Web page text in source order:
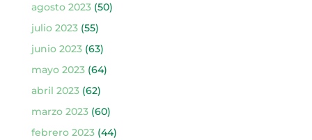
agosto 2023(50)
julio 2023(55)
junio 2023(63)
mayo 2023(64)
abril 2023(62)
marzo 2023(60)
febrero 2023(44)